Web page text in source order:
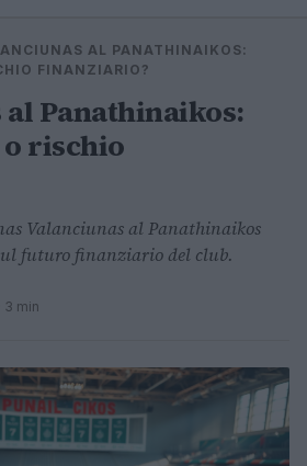
⌕
AL PANATHINAIKOS:
FINANZIARIO?
Panathinaikos:
rischio
Valanciunas al Panathinaikos
futuro finanziario del club.
· 3 min